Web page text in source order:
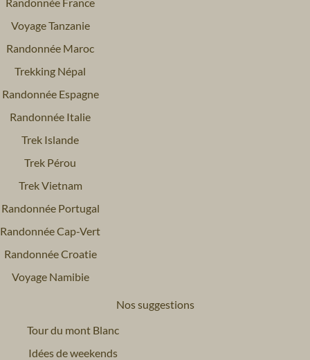
Voyage Tanzanie
Randonnée Maroc
Trekking Népal
Randonnée Espagne
Randonnée Italie
Trek Islande
Trek Pérou
Trek Vietnam
Randonnée Portugal
Randonnée Cap-Vert
Randonnée Croatie
Voyage Namibie
Nos suggestions
Tour du mont Blanc
Idées de weekends